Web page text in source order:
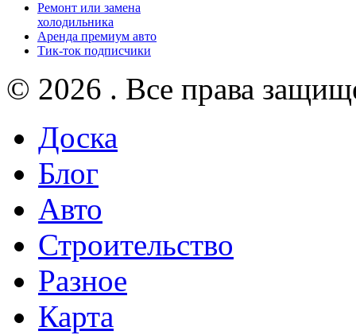
Ремонт или замена
холодильника
Аренда премиум авто
Тик-ток подписчики
© 2026 . Все права
Доска
Блог
Авто
Строительство
Разное
Карта